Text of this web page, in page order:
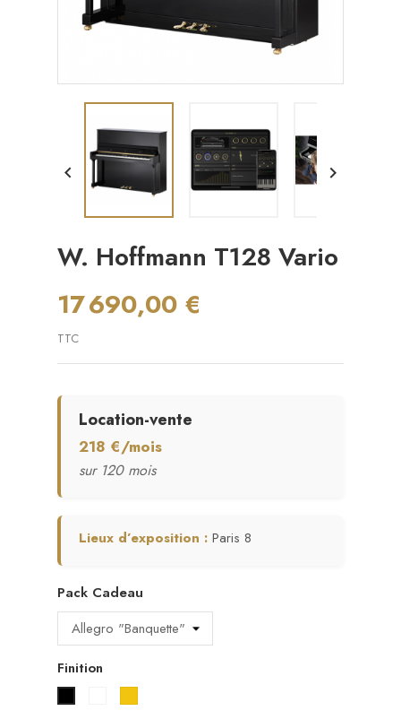
 
W. Hoffmann T128 Vario
17 690,00 €
TTC
Location-vente
218 €/mois
sur 120 mois
Lieux d’exposition : Paris 8
Pack Cadeau
Finition